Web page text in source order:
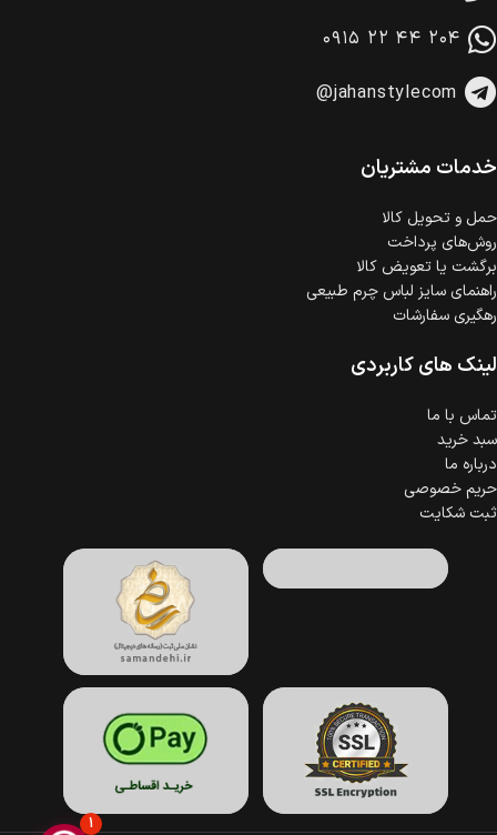
در هنگام خرید محصول، امکان انتخاب پرداخت در محل
وجود دارد.
خرید اقساطی با شرایط آسان و بدون ضامن امکان‌پذیر
است.
گارانتی معتبر برای تمامی محصولات ارائه می‌شود.
۰۹۱۵ ۲۲ ۴۴ ۲۰۴
@jahanstylecom
خدمات مشتریان
حمل‌ و تحویل کالا
روش‌های پرداخت
برگشت یا تعویض کالا
راهنمای سایز لباس چرم طبیعی
رهگیری سفارشات
لینک های کاربردی
تماس با ما
سبد خرید
درباره ما
حریم خصوصی
ثبت شکایت
1